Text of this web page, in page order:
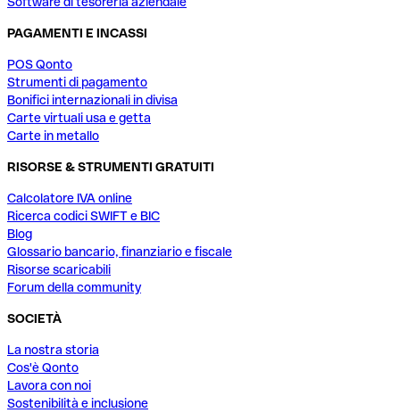
PAGAMENTI E INCASSI
POS Qonto
Strumenti di pagamento
Bonifici internazionali in divisa
Carte virtuali usa e getta
Carte in metallo
RISORSE & STRUMENTI GRATUITI
Calcolatore IVA online
Ricerca codici SWIFT e BIC
Blog
Glossario bancario, finanziario e fiscale
Risorse scaricabili
Forum della community
SOCIETÀ
La nostra storia
Cos'è Qonto
Lavora con noi
Sostenibilità e inclusione